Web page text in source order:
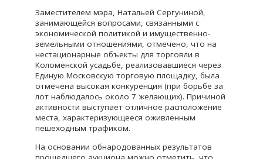
Заместителем мэра, Натальей Сергуниной,
занимающейся вопросами, связанными с
экономической политикой и имущественно-
земельными отношениями, отмечено, что на
нестационарные объекты для торговли в
Коломенской усадьбе, реализовавшиеся через
Единую Московскую торговую площадку, была
отмечена высокая конкуренция (при борьбе за
лот наблюдалось около 7 желающих). Причиной
активности выступает отличное расположение
места, характеризующееся оживленным
пешеходным трафиком.
На основании обнародованных результатов